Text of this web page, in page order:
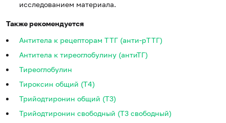
исследованием материала.
Также рекомендуется
Антитела к рецепторам ТТГ (анти-pTTГ)
Антитела к тиреоглобулину (антиТГ)
Тиреоглобулин
Тироксин общий (Т4)
Трийодтиронин общий (Т3)
Трийодтиронин свободный (Т3 свободный)